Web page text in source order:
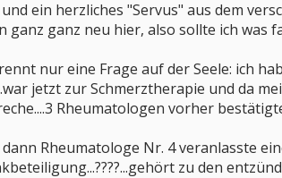
ein herzliches "Servus" aus dem
ganz ganz neu hier, also sollte ich was
nur eine Frage auf der Seele: ich
jetzt zur Schmerztherapie und da
Rheumatologen vorher
Rheumatologe Nr. 4 veranlasste
zu den